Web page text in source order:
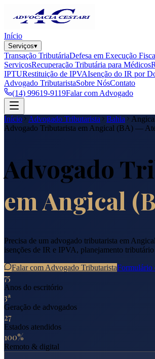
Início
Serviços▾
Transação TributáriaDefesa em Execução
ServiçosRecuperação Tributária para Médicos
IPTURestituição de IPVAIsenção do IR por
Advogado TributaristaSobre NósContato
(14) 99619-9119Falar com Advogado
Início Advogado Tributarista Bahia
Advogado Tributarista em Angical (BA) —
Advogado
emAngical (
Precisa de um advogado tributarista em Angical
isenções de IR e IPVA, planejamento
Falar com Advogado TributaristaFormulário
75
Anos do escritório
3ª
Geração de advogados
27
Estados atendidos
100%
Remoto & digital